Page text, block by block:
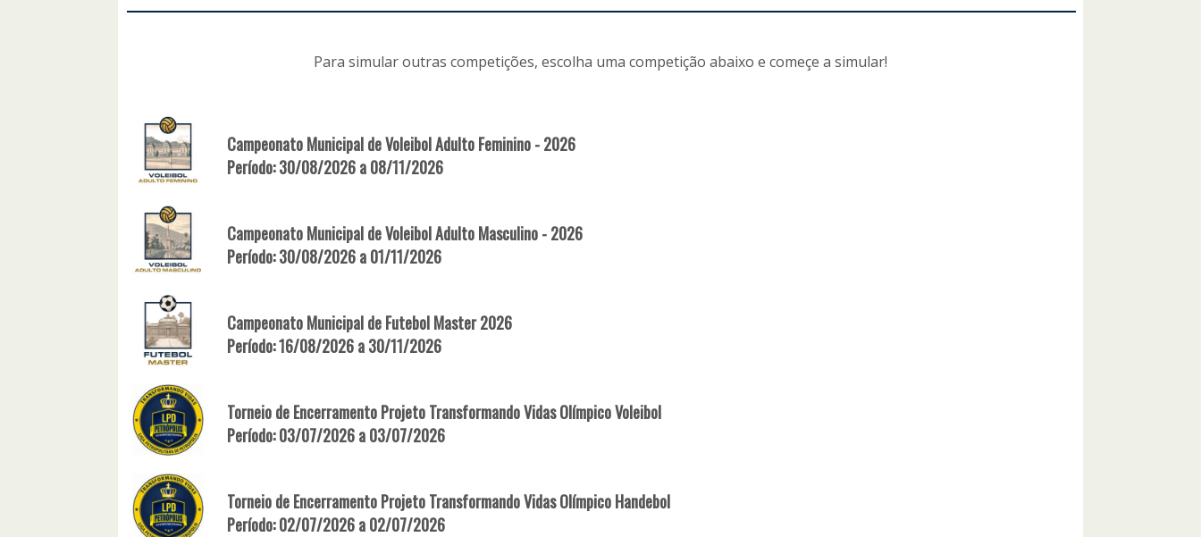
Para simular outras competições, escolha uma competição abaixo e começe a simular!
Campeonato Municipal de Voleibol Adulto Feminino - 2026
Período: 30/08/2026 a 08/11/2026
Campeonato Municipal de Voleibol Adulto Masculino - 2026
Período: 30/08/2026 a 01/11/2026
Campeonato Municipal de Futebol Master 2026
Período: 16/08/2026 a 30/11/2026
Torneio de Encerramento Projeto Transformando Vidas Olímpico Voleibol
Período: 03/07/2026 a 03/07/2026
Torneio de Encerramento Projeto Transformando Vidas Olímpico Handebol
Período: 02/07/2026 a 02/07/2026